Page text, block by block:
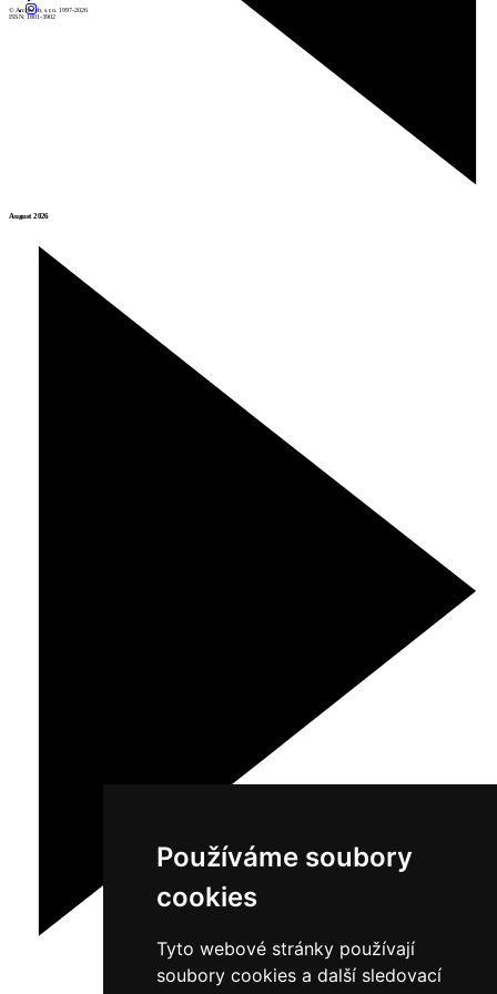
Používáme soubory
cookies
Tyto webové stránky používají
soubory cookies a další sledovací
August 2026
© Archiweb, s.r.o. 1997-2026
ISSN: 1801-3902